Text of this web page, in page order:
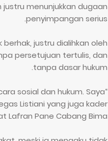
menunjukkan dugaan
penyimpangan serius.
justru dialihkan oleh
persetujuan tertulis, dan
tanpa dasar hukum.
sosial dan hukum. Saya
Listiani yang juga kader
Lafran Pane Cabang Bima.